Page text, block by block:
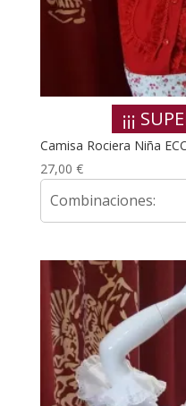
¡¡¡
Camisa Rociera Niña
27,00 €
Combinaciones: